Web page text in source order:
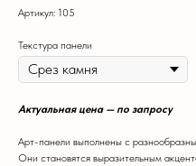
Артикул: 105
Текстура панели
Актуальная цена — по запросу
Арт-панели выполнены с
Они становятся выразительным